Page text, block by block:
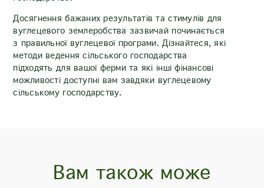
Досягнення бажаних результатів та стимулів для
вуглецевого землеробства зазвичай починається
з правильної вуглецевої програми. Дізнайтеся, які
методи ведення сільського господарства
підходять для вашої ферми та які інші фінансові
можливості доступні вам завдяки вуглецевому
сільському господарству.
Вам також може